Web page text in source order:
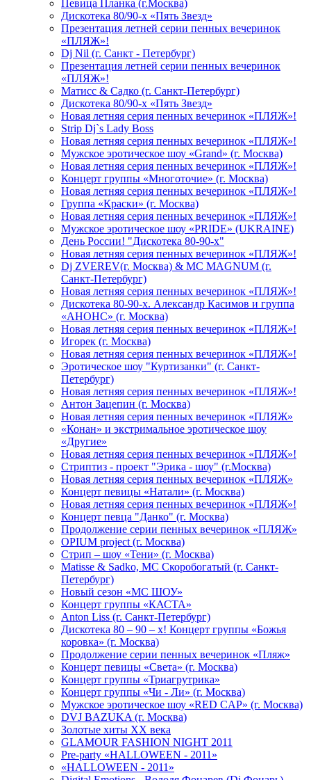
Певица Планка (г.Москва)
Дискотека 80/90-х «Пять Звезд»
Презентация летней серии пенных вечеринок
«ПЛЯЖ»!
Dj Nil (г. Санкт - Петербург)
Презентация летней серии пенных вечеринок
«ПЛЯЖ»!
Матисс & Садко (г. Санкт-Петербург)
Дискотека 80/90-х «Пять Звезд»
Новая летняя серия пенных вечеринок «ПЛЯЖ»!
Strip Dj`s Lady Boss
Новая летняя серия пенных вечеринок «ПЛЯЖ»!
Мужское эротическое шоу «Grand» (г. Москва)
Новая летняя серия пенных вечеринок «ПЛЯЖ»!
Концерт группы «Многоточие» (г. Москва)
Новая летняя серия пенных вечеринок «ПЛЯЖ»!
Группа «Краски» (г. Москва)
Новая летняя серия пенных вечеринок «ПЛЯЖ»!
Мужское эротическое шоу «PRIDE» (UKRAINE)
День России! "Дискотека 80-90-х"
Новая летняя серия пенных вечеринок «ПЛЯЖ»!
Dj ZVEREV(г. Москва) & MC MAGNUM (г.
Санкт-Петербург)
Новая летняя серия пенных вечеринок «ПЛЯЖ»!
Дискотека 80-90-х. Александр Касимов и группа
«АНОНС» (г. Москва)
Новая летняя серия пенных вечеринок «ПЛЯЖ»!
Игорек (г. Москва)
Новая летняя серия пенных вечеринок «ПЛЯЖ»!
Эротическое шоу "Куртизанки" (г. Санкт-
Петербург)
Новая летняя серия пенных вечеринок «ПЛЯЖ»!
Антон Зацепин (г. Москва)
Новая летняя серия пенных вечеринок «ПЛЯЖ»
«Конан» и экстримальное эротическое шоу
«Другие»
Новая летняя серия пенных вечеринок «ПЛЯЖ»!
Стриптиз - проект "Эрика - шоу" (г.Москва)
Новая летняя серия пенных вечеринок «ПЛЯЖ»
Концерт певицы «Натали» (г. Москва)
Новая летняя серия пенных вечеринок «ПЛЯЖ»!
Концерт певца "Данко" (г. Москва)
Продолжение серии пенных вечеринок «ПЛЯЖ»
OPIUM project (г. Москва)
Стрип – шоу «Тени» (г. Москва)
Matissе & Sadko, MC Скоробогатый (г. Санкт-
Петербург)
Новый сезон «МС ШОУ»
Концерт группы «КАСТА»
Anton Liss (г. Санкт-Петербург)
Дискотека 80 – 90 – х! Концерт группы «Божья
коровка» (г. Москва)
Продолжение серии пенных вечеринок «Пляж»
Концерт певицы «Света» (г. Москва)
Концерт группы «Триагрутрика»
Концерт группы «Чи - Ли» (г. Москва)
Мужское эротическое шоу «RED CAP» (г. Москва)
DVJ BAZUKA (г. Москва)
Золотые хиты XX века
GLAMOUR FASHION NIGHT 2011
Pre-party «HALLOWEEN - 2011»
«HALLOWEEN - 2011»